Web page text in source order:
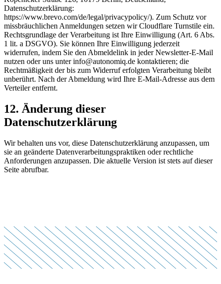
Datenschutzerklärung:
https://www.brevo.com/de/legal/privacypolicy/). Zum Schutz vor
missbräuchlichen Anmeldungen setzen wir Cloudflare Turnstile ein.
Rechtsgrundlage der Verarbeitung ist Ihre Einwilligung (Art. 6 Abs.
1 lit. a DSGVO). Sie können Ihre Einwilligung jederzeit
widerrufen, indem Sie den Abmeldelink in jeder Newsletter-E-Mail
nutzen oder uns unter info@autonomiq.de kontaktieren; die
Rechtmäßigkeit der bis zum Widerruf erfolgten Verarbeitung bleibt
unberührt. Nach der Abmeldung wird Ihre E-Mail-Adresse aus dem
Verteiler entfernt.
12. Änderung dieser
Datenschutzerklärung
Wir behalten uns vor, diese Datenschutzerklärung anzupassen, um
sie an geänderte Datenverarbeitungspraktiken oder rechtliche
Anforderungen anzupassen. Die aktuelle Version ist stets auf dieser
Seite abrufbar.